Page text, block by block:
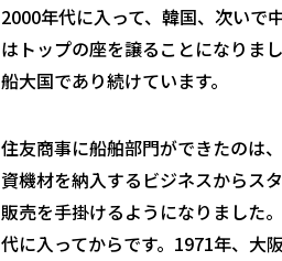
2000年代に入って、韓国、次いで
はトップの座を譲ることになりま
船大国であり続けています。
住友商事に船舶部門ができたのは
資機材を納入するビジネスからス
販売を手掛けるようになりました
代に入ってからです。1971年、大